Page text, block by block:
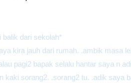
balik dari sekolah*
kira jauh dari rumah. .ambik masa
pagi2 bapak selalu hantar saya n
kaki sorang2. .sorang2 tu. .adik saya